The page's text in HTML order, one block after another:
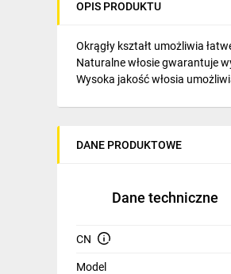
Napędy elektryczne
Pneumatyka
Dom i ogród
Klimatyzacja
Odzież ochronna i BHP
Inne
Budowa i Remont
OPIS PRODUKTU
Okrągły kształt umożliwia
Naturalne włosie gwarantuje
Wysoka jakość włosia
DANE PRODUKTOWE
Dane techniczne
CN
Model